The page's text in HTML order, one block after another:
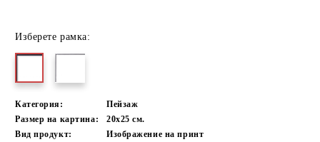
Изберете рамка:
Категория:
Пейзаж
Размер на картина:
20х25 см.
Вид продукт:
Изображение на принт